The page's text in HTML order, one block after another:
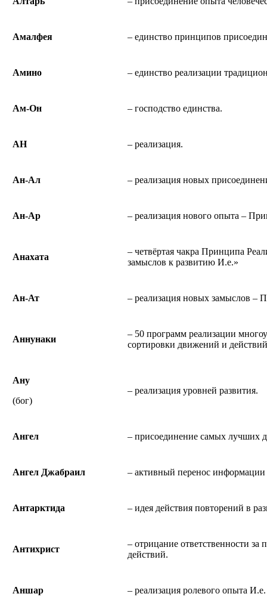
Амалфея – единство принципов
Амино – единство реализации
Ам-Он – господство единства.
АН – реализация.
Ан-Ал – реализация новых
Ан-Ар – реализация нового опыта –
Анахата
– четвёртая чакра Принципа
замыслов к развитию И.е.»
Ан-Ат – реализация новых замыслов –
Аннунаки
– 50 программ реализации
сортировки движений и
Ану
(бог)
– реализация уровней развития.
Ангел – присоединение самых лучших
Ангел Джабраил – активный перенос
Антарктида – идея действия повторений в
Антихрист
– отрицание ответственности за
действий.
Аншар – реализация ролевого опыта И.е.